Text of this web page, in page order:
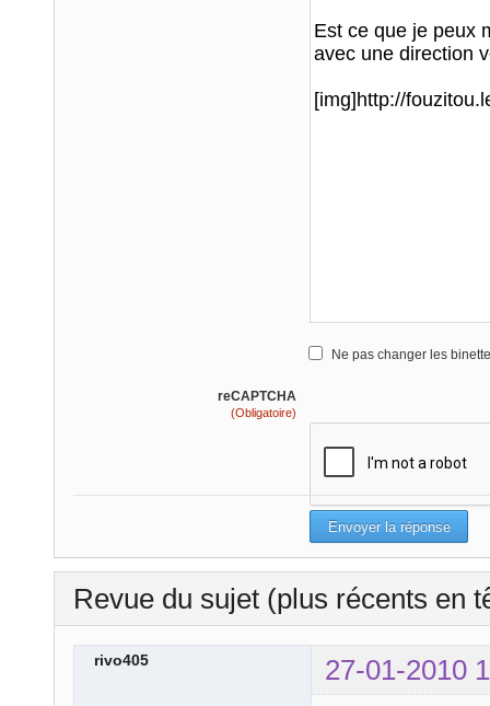
Ne pas changer les
reCAPTCHA
(Obligatoire)
Revue du sujet (plus récents en
rivo405 27-01-2010